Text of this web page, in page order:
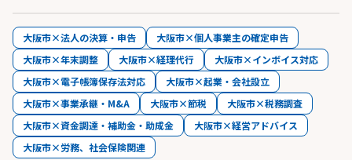
大阪市×法人の決算・申告
大阪市×個人事業主の確定申告
大阪市×年末調整
大阪市×経理代行
大阪市×インボイス対応
大阪市×電子帳簿保存法対応
大阪市×起業・会社設立
大阪市×事業承継・M&A
大阪市×節税
大阪市×税務調査
大阪市×資金調達・補助金・助成金
大阪市×経営アドバイス
大阪市×労務、社会保険関連